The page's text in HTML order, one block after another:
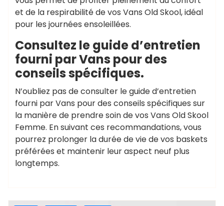
et de la respirabilité de vos Vans Old Skool, idéal
pour les journées ensoleillées.
Consultez le guide d’entretien
fourni par Vans pour des
conseils spécifiques.
N’oubliez pas de consulter le guide d’entretien
fourni par Vans pour des conseils spécifiques sur
la manière de prendre soin de vos Vans Old Skool
Femme. En suivant ces recommandations, vous
pourrez prolonger la durée de vie de vos baskets
préférées et maintenir leur aspect neuf plus
longtemps.